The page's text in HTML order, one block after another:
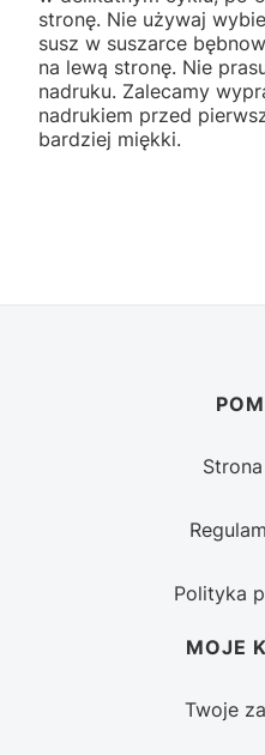
stronę. Nie używaj
susz w suszarce
na lewą stronę. Nie
nadruku. Zalecamy
nadrukiem przed
bardziej miękki.
Polityka
MOJE
Twoje